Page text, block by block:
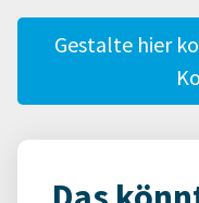
Gestalte hier